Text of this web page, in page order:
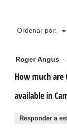
Ordenar por: ▼
Roger Angus ·
How much
available in
Responder a